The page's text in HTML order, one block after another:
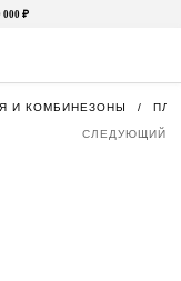
₽
И КОМБИНЕЗОНЫ
СЛЕДУЮЩИЙ